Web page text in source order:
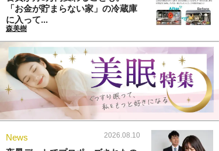
「お金が貯まらない家」の冷蔵庫
に入って...
森美樹
News 2026.08.10